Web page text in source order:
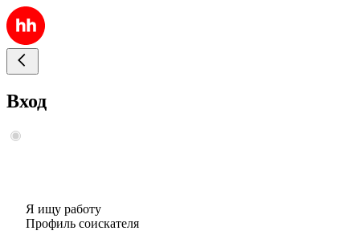
Вход
Я ищу работу
Профиль соискателя